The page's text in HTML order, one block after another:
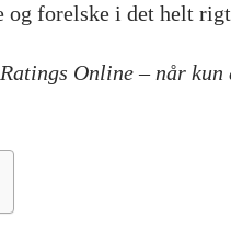
og forelske i det helt
Online – når kun